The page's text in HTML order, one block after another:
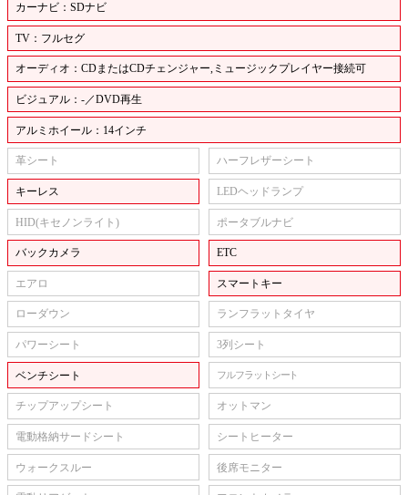
カーナビ：SDナビ
TV：フルセグ
オーディオ：CDまたはCDチェンジャー,ミュージックプレイヤー接続可
ビジュアル：-／DVD再生
アルミホイール：14インチ
革シート ハーフレザーシート
キーレス LEDヘッドランプ
HID(キセノンライト) ポータブルナビ
バックカメラ ETC
エアロ スマートキー
ローダウン ランフラットタイヤ
パワーシート 3列シート
ベンチシート フルフラットシート
チップアップシート オットマン
電動格納サードシート シートヒーター
ウォークスルー 後席モニター